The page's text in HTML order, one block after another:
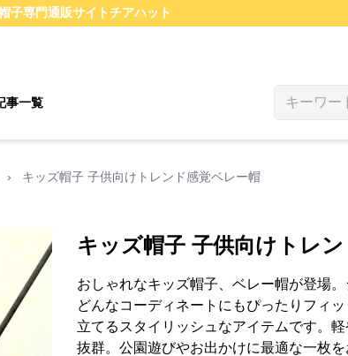
子専門通販サイトチアハット
事一覧
› キッズ帽子 子供向けトレンド感覚ベレー帽
キッズ帽子 子供向けトレ
おしゃれなキッズ帽子、ベレー帽が登場。
どんなコーディネートにもぴったりフィ
立てるスタイリッシュなアイテムです。
抜群。公園遊びやお出かけに最適な一枚を